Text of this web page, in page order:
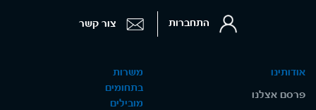
אודותינו
פרסם אצלנו
משרות
בתחומים
מובילים